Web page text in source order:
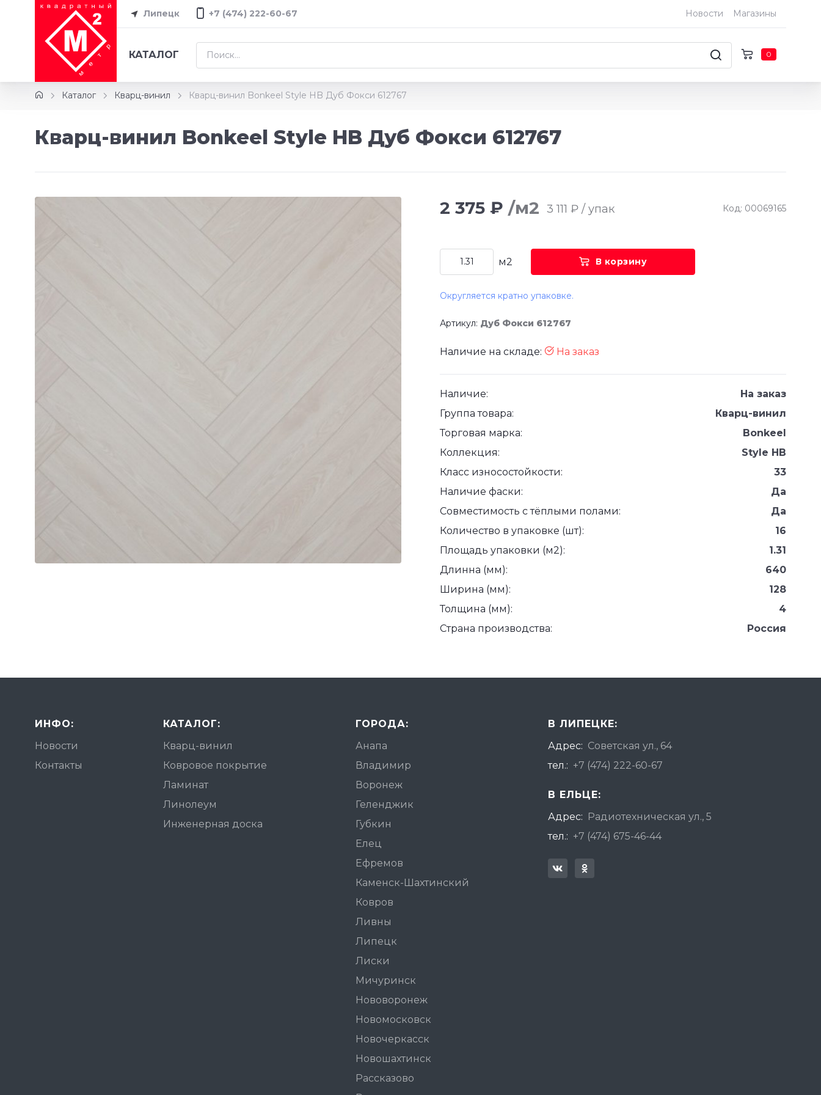
Липецк +7 (474) 222-60-67 Новости Магазины
КАТАЛОГ 0
Каталог Кварц-винил Кварц-винил Bonkeel Style HB Дуб Фокси 612767
Кварц-винил Bonkeel Style HB Дуб Фокси 612767
2 375 ₽ /м2 3 111 ₽ / упак Код: 00069165
м2 В корзину
Округляется кратно упаковке.
Артикул: Дуб Фокси 612767
Наличие на складе: На заказ
Наличие:
На заказ
Группа товара:
Кварц-винил
Торговая марка:
Bonkeel
Коллекция:
Style HB
Класс износостойкости:
33
Наличие фаски:
Да
Совместимость с тёплыми полами:
Да
Количество в упаковке (шт):
16
Площадь упаковки (м2):
1.31
Длинна (мм):
640
Ширина (мм):
128
Толщина (мм):
4
Страна производства:
Россия
ИНФО:
Новости
Контакты
КАТАЛОГ:
Кварц-винил
Ковровое покрытие
Ламинат
Линолеум
Инженерная доска
ГОРОДА:
Анапа
Владимир
Воронеж
Геленджик
Губкин
Елец
Ефремов
Каменск-Шахтинский
Ковров
Ливны
Липецк
Лиски
Мичуринск
Нововоронеж
Новомосковск
Новочеркасск
Новошахтинск
Рассказово
В ЛИПЕЦКЕ:
Адрес: Советская ул., 64
тел.: +7 (474) 222-60-67
В ЕЛЬЦЕ:
Адрес:
Радиотехническая ул., 5
тел.: +7 (474) 675-46-44